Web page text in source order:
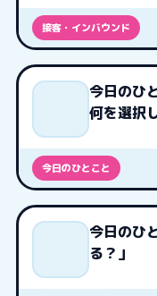
接客・インバウンド
今日のひ
何を選択
今日のひとこと
今日のひ
る？」